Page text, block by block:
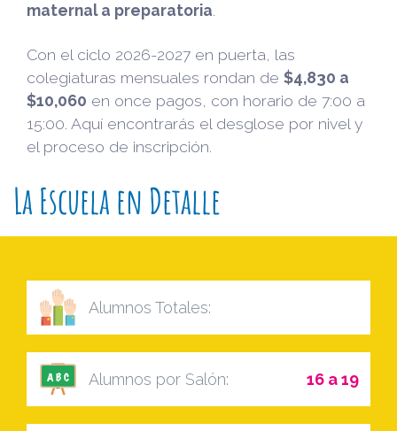
maternal a preparatoria
Con el ciclo 2026-2027 en puerta, las
colegiaturas mensuales rondan de $4,830 a
$10,060 en once pagos, con horario de 7:00 a
15:00. Aquí encontrarás el desglose por nivel y
el proceso de inscripción.
La Escuela en Detalle
Alumnos Totales:
Alumnos por Salón: 16 a 19